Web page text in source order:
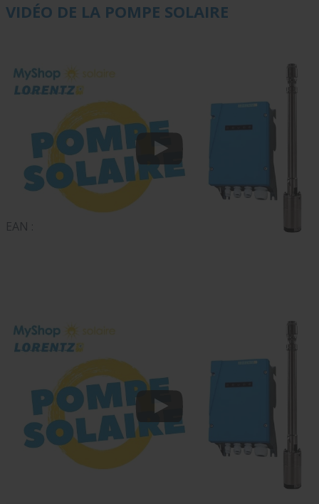
VIDÉO DE LA POMPE SOLAIRE
EAN :